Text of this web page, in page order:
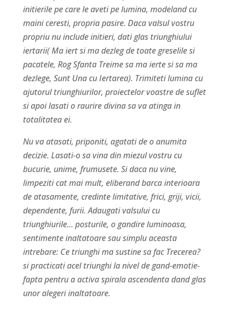
initierile pe care le aveti pe lumina, modeland cu
maini ceresti, propria pasire. Daca valsul vostru
propriu nu include initieri, dati glas triunghiului
iertarii( Ma iert si ma dezleg de toate greselile si
pacatele, Rog Sfanta Treime sa ma ierte si sa ma
dezlege, Sunt Una cu Iertarea). Trimiteti lumina cu
ajutorul triunghiurilor, proiectelor voastre de suflet
si apoi lasati o raurire divina sa va atinga in
totalitatea ei.
Nu va atasati, priponiti, agatati de o anumita
decizie. Lasati-o sa vina din miezul vostru cu
bucurie, unime, frumusete. Si daca nu vine,
limpeziti cat mai mult, eliberand barca interioara
de atasamente, credinte limitative, frici, griji, vicii,
dependente, furii. Adaugati valsului cu
triunghiurile… posturile, o gandire luminoasa,
sentimente inaltatoare sau simplu aceasta
intrebare: Ce triunghi ma sustine sa fac Trecerea?
si practicati acel triunghi la nivel de gand-emotie-
fapta pentru a activa spirala ascendenta dand glas
unor alegeri inaltatoare.